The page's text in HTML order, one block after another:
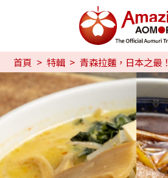
首頁 特輯 青森拉麵，日本之最！